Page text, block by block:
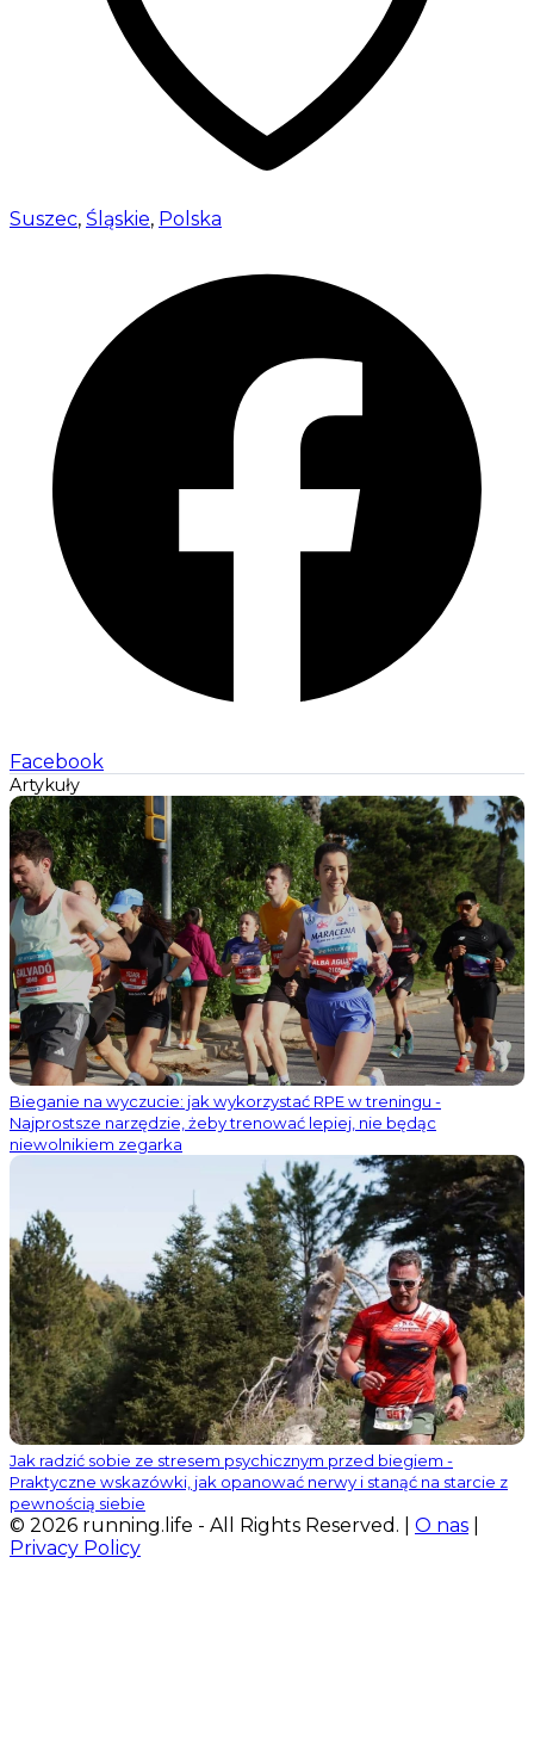
Suszec, Śląskie, Polska
Facebook
Artykuły
Bieganie na wyczucie: jak wykorzystać RPE w treningu -
Najprostsze narzędzie, żeby trenować lepiej, nie będąc
niewolnikiem zegarka
Jak radzić sobie ze stresem psychicznym przed biegiem -
Praktyczne wskazówki, jak opanować nerwy i stanąć na starcie z
pewnością siebie
© 2026 running.life - All Rights Reserved. | O nas
Privacy Policy